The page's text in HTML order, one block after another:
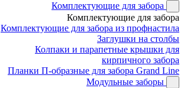
Комплектующие для забора
Комплектующие для забора
Комплектующие для забора из профнастила
Заглушки на столбы
Колпаки и парапетные крышки для
кирпичного забора
Планки П-образные для забора Grand Line
Модульные заборы